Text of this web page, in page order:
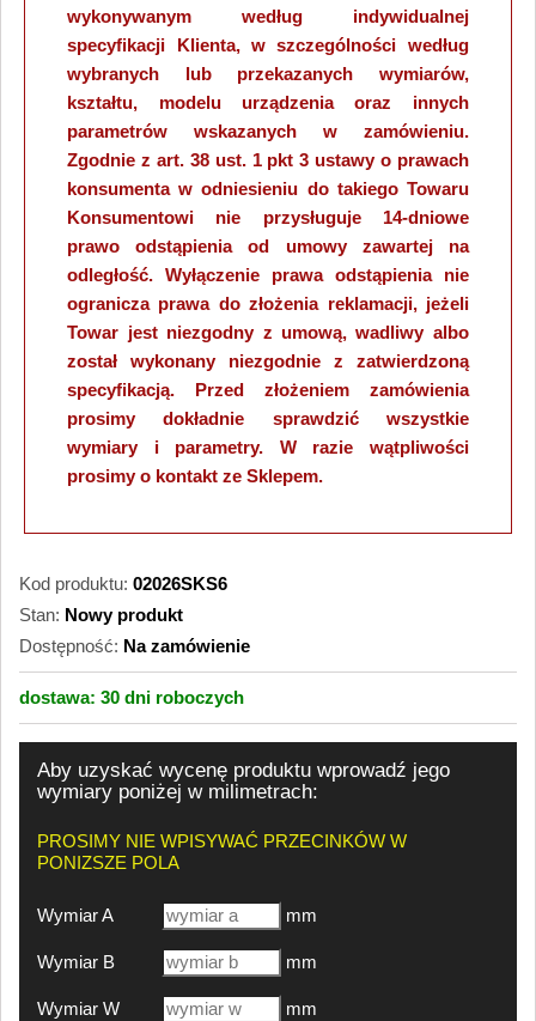
wykonywanym według indywidualnej
specyfikacji Klienta, w szczególności według
wybranych lub przekazanych wymiarów,
kształtu, modelu urządzenia oraz innych
parametrów wskazanych w zamówieniu.
Zgodnie z art. 38 ust. 1 pkt 3 ustawy o prawach
konsumenta w odniesieniu do takiego Towaru
Konsumentowi nie przysługuje 14-dniowe
prawo odstąpienia od umowy zawartej na
odległość. Wyłączenie prawa odstąpienia nie
ogranicza prawa do złożenia reklamacji, jeżeli
Towar jest niezgodny z umową, wadliwy albo
został wykonany niezgodnie z zatwierdzoną
specyfikacją. Przed złożeniem zamówienia
prosimy dokładnie sprawdzić wszystkie
wymiary i parametry. W razie wątpliwości
prosimy o kontakt ze Sklepem.
Kod produktu: 02026SKS6
Stan: Nowy produkt
Dostępność: Na zamówienie
dostawa: 30 dni roboczych
Aby uzyskać wycenę produktu wprowadź jego
wymiary poniżej w milimetrach:
PROSIMY NIE WPISYWAĆ PRZECINKÓW W
PONIZSZE POLA
Wymiar A mm
Wymiar B mm
Wymiar W mm